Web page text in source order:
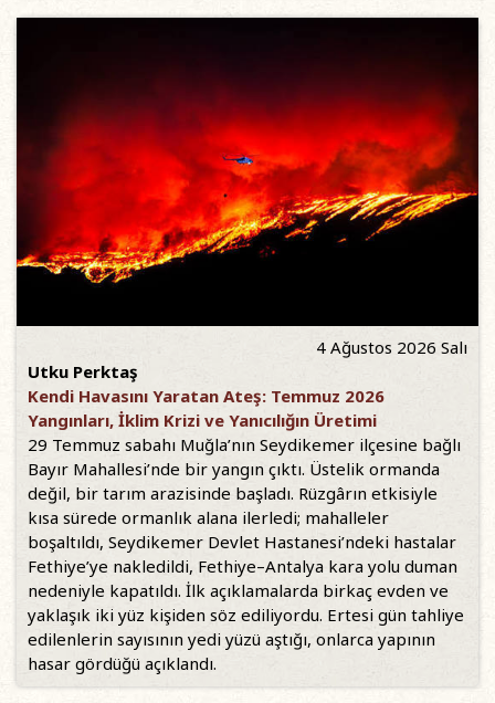
4 Ağustos 2026 Salı
Utku Perktaş
Kendi Havasını Yaratan Ateş: Temmuz 2026
Yangınları, İklim Krizi ve Yanıcılığın Üretimi
29 Temmuz sabahı Muğla’nın Seydikemer ilçesine bağlı
Bayır Mahallesi’nde bir yangın çıktı. Üstelik ormanda
değil, bir tarım arazisinde başladı. Rüzgârın etkisiyle
kısa sürede ormanlık alana ilerledi; mahalleler
boşaltıldı, Seydikemer Devlet Hastanesi’ndeki hastalar
Fethiye’ye nakledildi, Fethiye–Antalya kara yolu duman
nedeniyle kapatıldı. İlk açıklamalarda birkaç evden ve
yaklaşık iki yüz kişiden söz ediliyordu. Ertesi gün tahliye
edilenlerin sayısının yedi yüzü aştığı, onlarca yapının
hasar gördüğü açıklandı.